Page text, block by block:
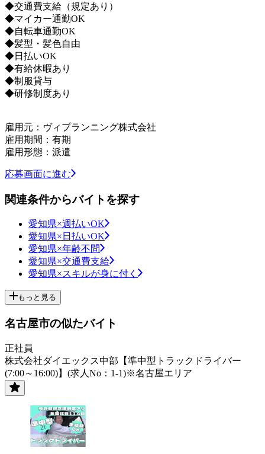
◆交通費支給（規定あり）
◆マイカー通勤OK
◆自転車通勤OK
◆髪型・髪色自由
◆日払いOK
◆有給休暇あり
◆制服貸与
◆研修制度あり
雇用元：ヴィプランニング株式会社
雇用期間：有期
雇用形態：派遣
応募画面に進む
関連条件からバイトを探す
愛知県×週払いOK
愛知県×日払いOK
愛知県×年齢不問
愛知県×交通費支給
愛知県×スキルが身に付く
もっと見る
名古屋市の似たバイト
正社員
株式会社ダイエックス中部【準中型トラックドライバー
(7:00～16:00)】(求人No：1-1)※名古屋エリア